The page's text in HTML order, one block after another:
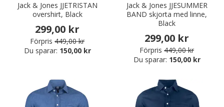
Jack & Jones JJETRISTAN
overshirt, Black
299,00 kr
Förpris 449,00 kr
Du sparar: 150,00 kr
Jack & Jones JJESUMMER
BAND skjorta med linne,
Black
299,00 kr
Förpris 449,00 kr
Du sparar: 150,00 kr